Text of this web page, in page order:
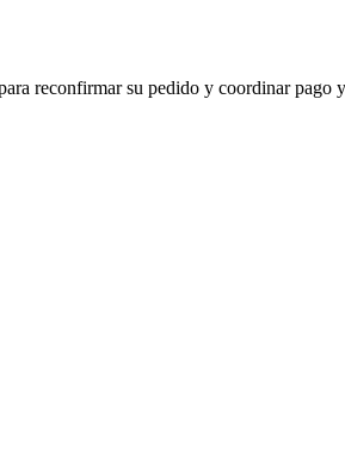
reconfirmar su pedido y coordinar pago